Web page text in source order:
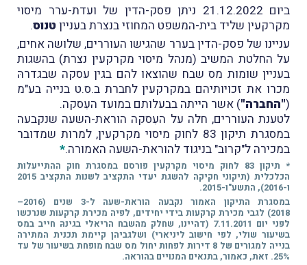
ביום 21.12.2022 ניתן פסק-הדין של ועדת-ערר מיסוי
מקרקעין שליד בית-המשפט המחוזי בנצרת בענייןטנוס.
עניינו של פסק-הדין בערר שהגישו העוררים, שלושה אחים,
על החלטת המשיב (מנהל מיסוי מקרקעין נצרת) בהשגות
בעניין שומות מס שבח שהוצאו להם בגין עסקה שבגדרהּ
מכרו את זכויותיהם במקרקעין לחברת ב.ס.ט בנייה בע"מ
("החברה") אשר הייתה בבעלותם במועד העִסקה.
לטענת העוררים, חלה על העִסקה הוראת-השעה שנקבעה
במסגרת תיקון 83 לחוק מיסוי מקרקעין, למרות שמדובר
במכירה ל"קרוב" בניגוד להוראת-השעה האמורה.*
* תיקון 83 לחוק מיסוי מקרקעין פורסם במסגרת חוק ההתייעלות
הכלכלית (תיקוני חקיקה להשגת יעדי התקציב לשנות התקציב 2015
ו-2016), התשע"ו-2015.
במסגרת התיקון האמור נקבעה ​הוראת-שעה ל-3 שנים (2016–
2018) לגבי מכירת קרקעות בידי יחידים, לפיה מכירת קרקעות שנרכשו
לפני יום 7.11.2011 (דהיינו, שחלק מהשבח הריאלי בגינהּ חייב במס
בשיעור שולי, לפי חישוב ליניארי) ושלגביהן קיימת תכנית המתירה
בנייה למגורים של 8 דירות לפחות יחול מס שבח מופחת בשיעור של עד
25%. זאת, כאמור, בתנאים המנויים בהוראה.